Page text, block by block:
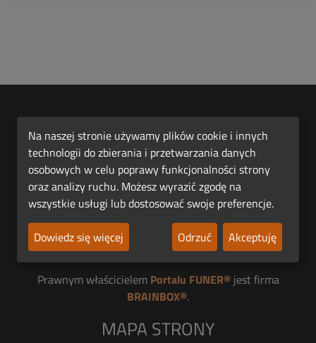
Pierwsza Polska Platforma Funeralna FUNER®.
Jesteśmy członkiem
Prawnym właścicielem Portalu FUNER®jest firma
BRAINBOX®.
MAPA STRONY
Na naszej stronie używamy plików cookie i innych
technologii do zbierania i przetwarzania danych
osobowych w celu poprawy funkcjonalności strony
oraz analizy ruchu. Możesz wyrazić zgodę na
wszystkie usługi lub dostosować swoje preferencje.
Dowiedz się więcej
Odrzuć Akceptuję